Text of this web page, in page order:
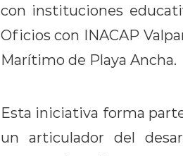
con instituciones
Oficios con INACAP
Marítimo de Playa Ancha.
Esta iniciativa forma
un articulador del